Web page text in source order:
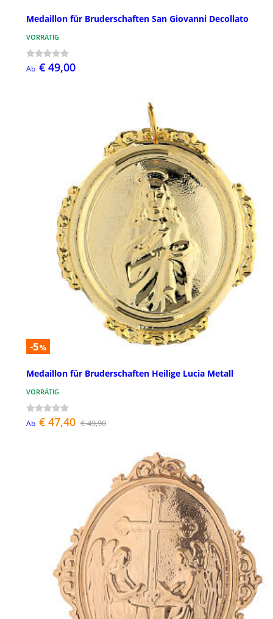
Medaillon für Bruderschaften San Giovanni Decollato
VORRÄTIG
Ab € 49,00
-5%
Medaillon für Bruderschaften Heilige Lucia Metall
VORRÄTIG
Ab € 47,40 € 49,90